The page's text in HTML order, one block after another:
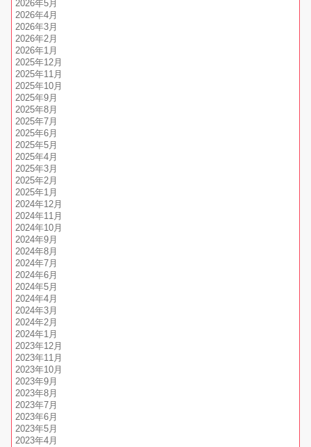
2026年5月
2026年4月
2026年3月
2026年2月
2026年1月
2025年12月
2025年11月
2025年10月
2025年9月
2025年8月
2025年7月
2025年6月
2025年5月
2025年4月
2025年3月
2025年2月
2025年1月
2024年12月
2024年11月
2024年10月
2024年9月
2024年8月
2024年7月
2024年6月
2024年5月
2024年4月
2024年3月
2024年2月
2024年1月
2023年12月
2023年11月
2023年10月
2023年9月
2023年8月
2023年7月
2023年6月
2023年5月
2023年4月